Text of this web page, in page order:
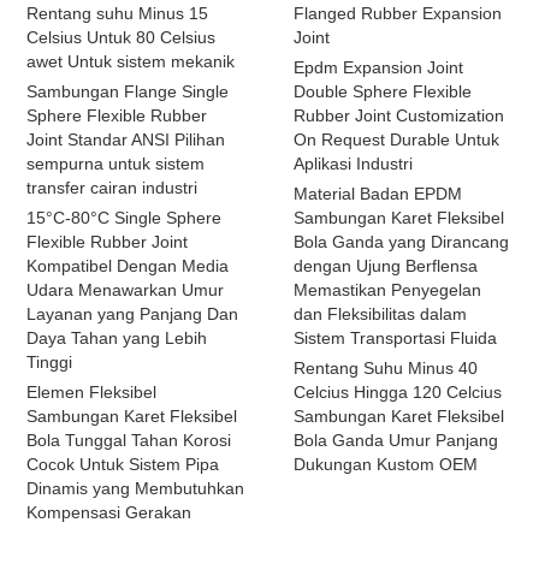
Rentang suhu Minus 15
Celsius Untuk 80 Celsius
awet Untuk sistem mekanik
Sambungan Flange Single
Sphere Flexible Rubber
Joint Standar ANSI Pilihan
sempurna untuk sistem
transfer cairan industri
15°C-80°C Single Sphere
Flexible Rubber Joint
Kompatibel Dengan Media
Udara Menawarkan Umur
Layanan yang Panjang Dan
Daya Tahan yang Lebih
Tinggi
Elemen Fleksibel
Sambungan Karet Fleksibel
Bola Tunggal Tahan Korosi
Cocok Untuk Sistem Pipa
Dinamis yang Membutuhkan
Kompensasi Gerakan
Flanged Rubber Expansion
Joint
Epdm Expansion Joint
Double Sphere Flexible
Rubber Joint Customization
On Request Durable Untuk
Aplikasi Industri
Material Badan EPDM
Sambungan Karet Fleksibel
Bola Ganda yang Dirancang
dengan Ujung Berflensa
Memastikan Penyegelan
dan Fleksibilitas dalam
Sistem Transportasi Fluida
Rentang Suhu Minus 40
Celcius Hingga 120 Celcius
Sambungan Karet Fleksibel
Bola Ganda Umur Panjang
Dukungan Kustom OEM